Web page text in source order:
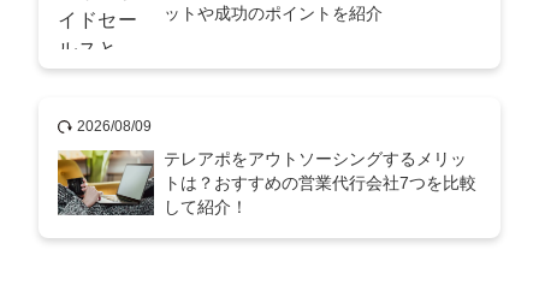
ットや成功のポイントを紹介
2026/08/09
テレアポをアウトソーシングするメリッ
トは？おすすめの営業代行会社7つを比較
して紹介！